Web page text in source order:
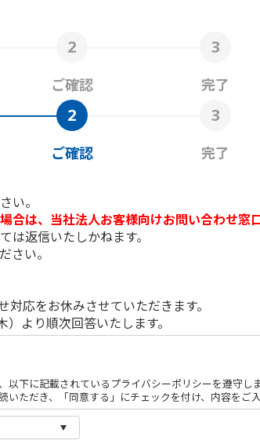
ご確認 完了
ご確認 完了
い。
合は、当社法人お客様向けお問い合わせ窓
返信いたしかねます。
さい。
応をお休みさせていただきます。
より順次回答いたします。
以下に記載されているプライバシーポリシーを遵守し
いただき、「同意する」にチェックを付け、内容をご